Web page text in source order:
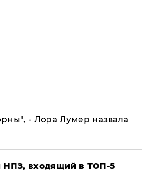
- Лора Лумер назвала
НПЗ, входящий в ТОП-5